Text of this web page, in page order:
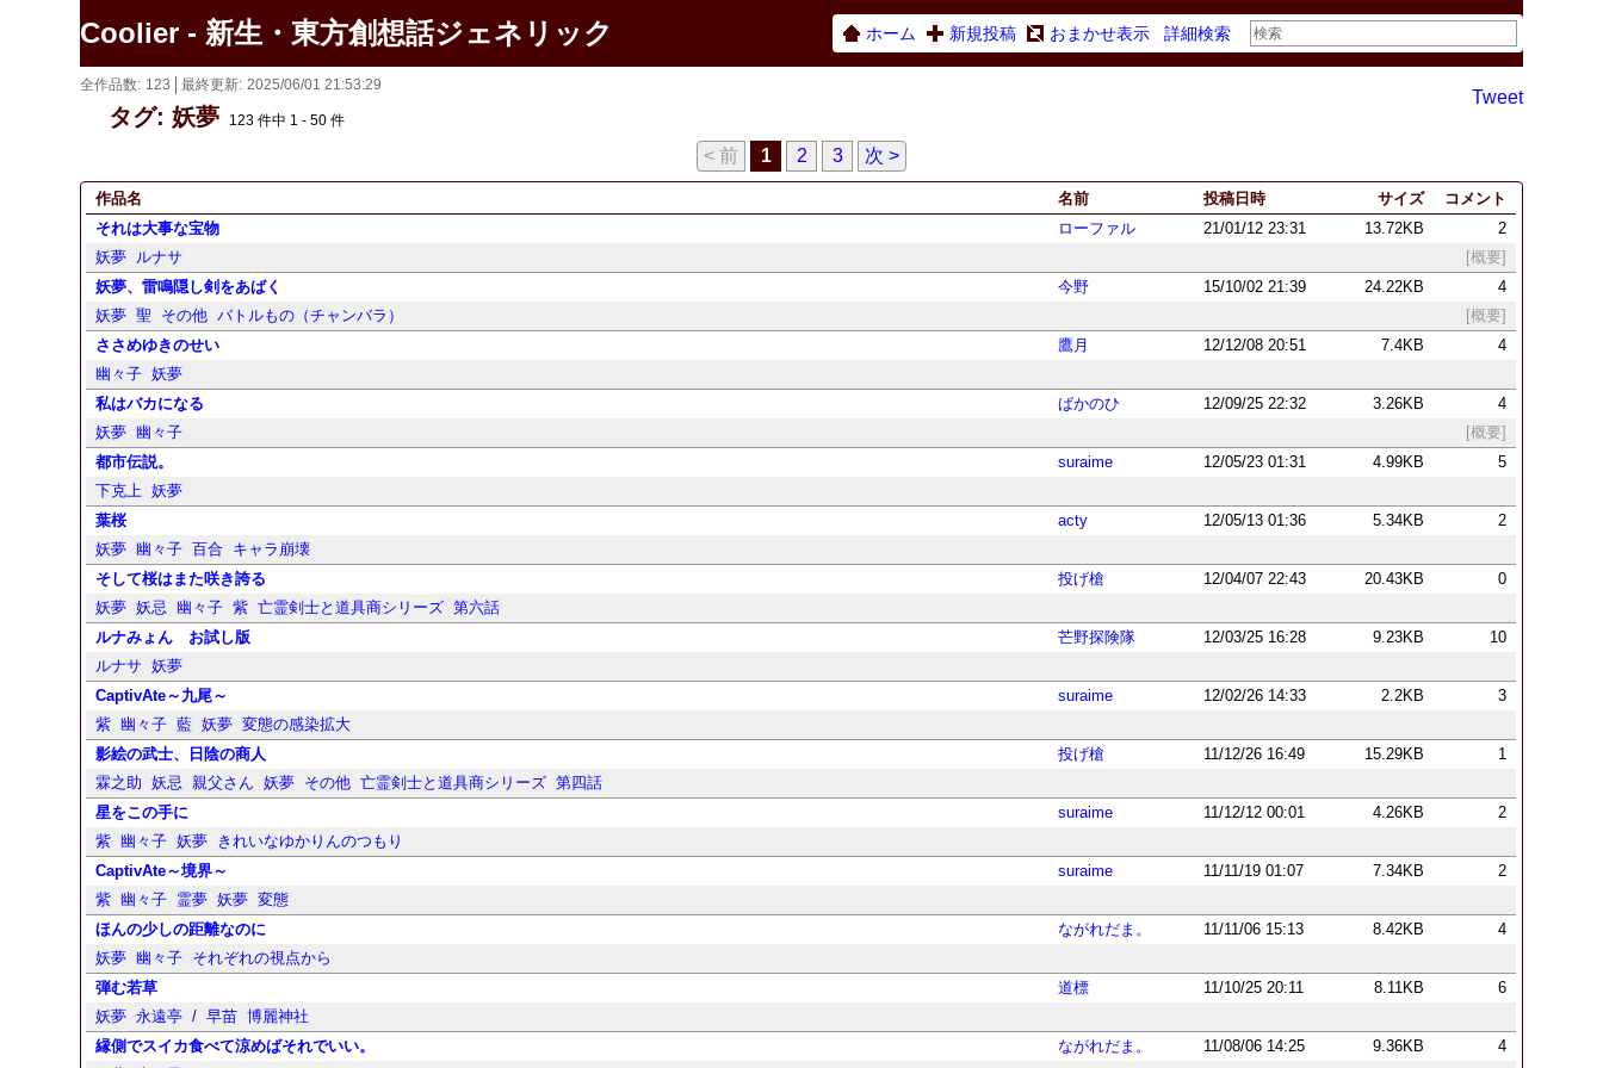
Coolier - 新生・東方創想話ジェネリック ホーム 新規投稿 おまかせ表示 詳細検索
タグ: 妖夢 123 件中 1 - 50 件
全作品数 123 最終更新 2025/06/01 21:53:29
Tweet
< 前 1 2 3 次 >
作品名 名前 投稿日時 サイズ
コメント
それは大事な宝物
ローファル 21/01/12 23:31 13.72KB
2
[概要]
妖夢 ルナサ
妖夢、雷鳴隠し剣をあばく
今野 15/10/02 21:39 24.22KB
4
[概要]
妖夢 聖 その他 バトルもの（チャンバラ）
ささめゆきのせい
鷹月 12/12/08 20:51 7.4KB
4
幽々子 妖夢
私はバカになる
ばかのひ 12/09/25 22:32 3.26KB
4
[概要]
妖夢 幽々子
都市伝説。
suraime 12/05/23 01:31 4.99KB
5
下克上 妖夢
葉桜
acty 12/05/13 01:36 5.34KB
2
妖夢 幽々子 百合 キャラ崩壊
そして桜はまた咲き誇る
投げ槍 12/04/07 22:43 20.43KB
0
妖夢 妖忌 幽々子 紫 亡霊剣士と道具商シリーズ 第六話
ルナみょん お試し版
芒野探険隊 12/03/25 16:28 9.23KB
10
ルナサ 妖夢
CaptivAte～九尾～
suraime 12/02/26 14:33 2.2KB
3
紫 幽々子 藍 妖夢 変態の感染拡大
影絵の武士、日陰の商人
投げ槍 11/12/26 16:49 15.29KB
1
霖之助
妖忌 親父さん 妖夢 その他 亡霊剣士と道具商シリーズ 第四話
星をこの手に
suraime 11/12/12 00:01 4.26KB
2
紫 幽々子 妖夢
きれいなゆかりんのつもり
CaptivAte～境界～
suraime 11/11/19 01:07 7.34KB
2
紫 幽々子 霊夢 妖夢 変態
ほんの少しの距離なのに
ながれだま。 11/11/06 15:13 8.42KB
4
妖夢 幽々子 それぞれの視点から
弾む若草
道標 11/10/25 20:11 8.11KB
6
妖夢 永遠亭 / 早苗 博麗神社
縁側でスイカ食べて涼めばそれでいい。
ながれだま。 11/08/06 14:25 9.36KB
4